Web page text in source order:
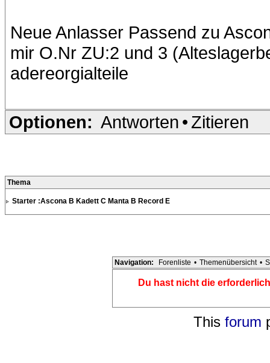
Neue Anlasser Passend zu
mir O.Nr ZU:2 und 3
adereorgialteile
Optionen: Antworten • Zitieren
Thema
Starter :Ascona B Kadett C Manta B Record E
Navigation: Forenliste • Themenübersicht •
Du hast nicht die
This forum